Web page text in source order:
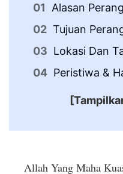
Alasan
Tujuan
Lokasi Dan
Peristiwa &
Allah Yang Maha